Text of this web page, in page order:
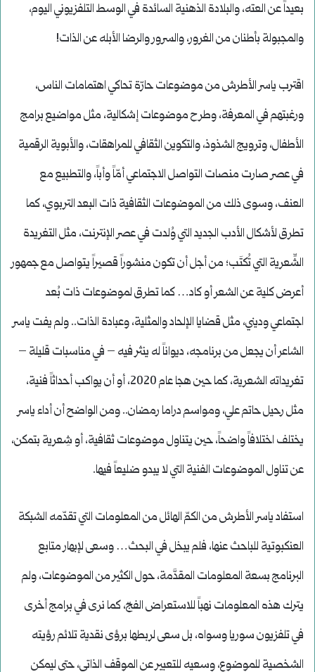
بعيداً عن العته، والبلادة الذهنية السائدة في الوسط التلفزيوني اليوم،
والمجبولة بأطنان من الغرور، والسرور والرضا الأبله عن الذات!
اقترب ياسر الأطرش من موضوعات حارّة تحاكي اهتمامات الناس،
ورغبتهم في المعرفة، وطرح موضوعات إشكالية، مثل مواضيع برامج
الأطفال، وترويج الشذوذ، والتكوين الثقافي للمراهقات، والأبوية الرقمية
في عصر صارت منصات التواصل الاجتماعي أمّاً وأباً، والتطبيع مع
العنف، وسوى ذلك من الموضوعات الثقافية ذات البعد التربوي، كما
تطرق لأشكال الأدب الجديد التي وُلدت في عصر الإنترنت، مثل التغريدة
الشِّعرية التي تُكتَب؛ من أجل أن تكون منشوراً قصيراً يتواصل مع جمهور
أعرض كلية عن الشعر أو كاد… كما تطرق لموضوعات ذات بُعد
اجتماعي وديني، مثل قضايا الإلحاد والمثلية، وعبادة الذات.. ولم يفت ياسر
الشاعر أن يجعل من برنامجه، ديواناً له ينثر فيه – في مناسبات قليلة –
تغريداته الشعرية، كما حين هجا عام 2020، أو أن يواكب أحداثاً فنية،
مثل رحيل حاتم علي، ومواسم دراما رمضان.. ومن الواضح أن أداء ياسر
يختلف اختلافاً واضحاً، حين يتناول موضوعات ثقافية، أو شِعرية بتمكن،
عن تناول الموضوعات الفنية التي لا يبدو ضليعاً فيها.
استفاد ياسر الأطرش من الكمّ الهائل من المعلومات التي تقدّمه الشبكة
العنكبوتية للباحث عنها، فلم يبخل في البحث… وسعى لإبهار متابع
البرنامج بسعة المعلومات المقدَّمة، حول الكثير من الموضوعات، ولم
يترك هذه المعلومات نهباً للاستعراض الفجّ، كما نرى في برامج أخرى
في تلفزيون سوريا وسواه، بل سعى لربطها برؤى نقدية تلائم رؤيته
الشخصية للموضوع، وسعيه للتعبير عن الموقف الذاتي، حتى ليمكن